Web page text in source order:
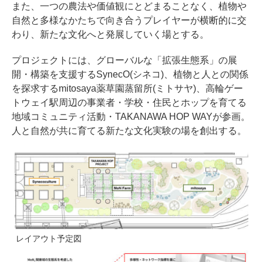
また、一つの農法や価値観にとどまることなく、植物や
自然と多様なかたちで向き合うプレイヤーが横断的に交
わり、新たな文化へと発展していく場とする。
プロジェクトには、グローバルな「拡張生態系」の展
開・構築を支援するSynecO(シネコ)、植物と人との関係
を探求するmitosaya薬草園蒸留所(ミトサヤ)、高輪ゲー
トウェイ駅周辺の事業者・学校・住民とホップを育てる
地域コミュニティ活動・TAKANAWA HOP WAYが参画。
人と自然が共に育てる新たな文化実験の場を創出する。
レイアウト予定図